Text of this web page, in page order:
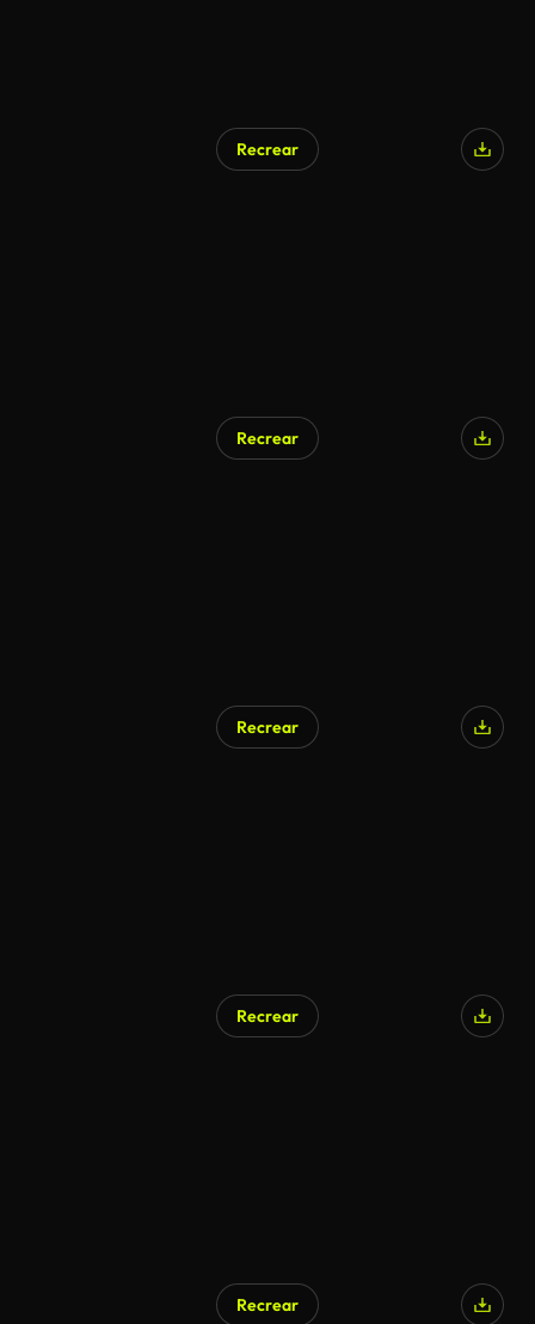
Recrear
Recrear
Recrear
Recrear
Recrear